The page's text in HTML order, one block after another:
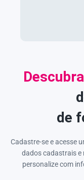
Descubra
de
Cadastre-se e acesse
dados cadastrais e
personalize com